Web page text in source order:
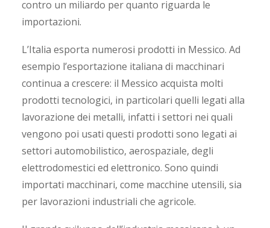
contro un miliardo per quanto riguarda le
importazioni.
L’Italia esporta numerosi prodotti in Messico. Ad
esempio l’esportazione italiana di macchinari
continua a crescere: il Messico acquista molti
prodotti tecnologici, in particolari quelli legati alla
lavorazione dei metalli, infatti i settori nei quali
vengono poi usati questi prodotti sono legati ai
settori automobilistico, aerospaziale, degli
elettrodomestici ed elettronico. Sono quindi
importati macchinari, come macchine utensili, sia
per lavorazioni industriali che agricole.